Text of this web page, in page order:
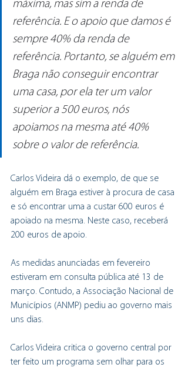
máxima, mas sim a renda de
referência. E o apoio que damos é
sempre 40% da renda de
referência. Portanto, se alguém em
Braga não conseguir encontrar
uma casa, por ela ter um valor
superior a 500 euros, nós
apoiamos na mesma até 40%
sobre o valor de referência.
Carlos Videira dá o exemplo, de que se
alguém em Braga estiver à procura de casa
e só encontrar uma a custar 600 euros é
apoiado na mesma. Neste caso, receberá
200 euros de apoio.
As medidas anunciadas em fevereiro
estiveram em consulta pública até 13 de
março. Contudo, a Associação Nacional de
Municípios (ANMP) pediu ao governo mais
uns dias.
Carlos Videira critica o governo central por
ter feito um programa sem olhar para os